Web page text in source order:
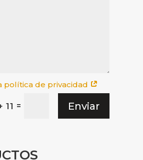
política de privacidad
11 = Enviar